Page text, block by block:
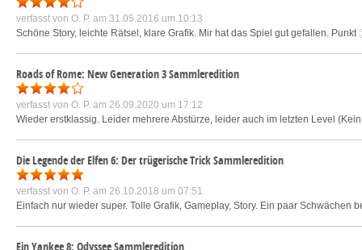
verfasst von O. P. am 31.05.2016 um 10:13
Schöne Story, leichte Rätsel, klare Grafik. Mir hat das Spiel gut gefallen. Punkt
Roads of Rome: New Generation 3 Sammleredition
verfasst von O. P. am 26.09.2020 um 17:12
Wieder erstklassig. Leider mehrere Abstürze, leider auch im letzten Level
Die Legende der Elfen 6: Der trügerische Trick Sammleredition
verfasst von O. P. am 26.10.2018 um 07:51
Einfach nur wieder super. Tolle Grafik, Gameplay, Story. Ein paar
Ein Yankee 8: Odyssee Sammleredition